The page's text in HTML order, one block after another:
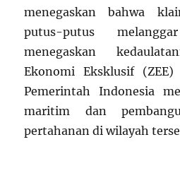
menegaskan bahwa
putus-putus
menegaskan
Ekonomi Eksklusif
Pemerintah Indonesia
maritim dan
pertahanan di wilayah